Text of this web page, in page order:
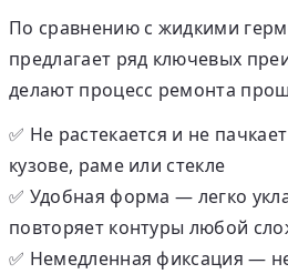
По сравнению с жидкими
предлагает ряд ключевых
делают процесс ремонта
✅ Не растекается и не пачкает
кузове, раме или стекле
✅ Удобная форма — легко
повторяет контуры любой
✅ Немедленная фиксация —